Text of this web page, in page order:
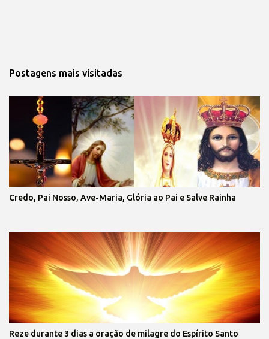
Postagens mais visitadas
Credo, Pai Nosso, Ave-Maria, Glória ao Pai e Salve Rainha
Reze durante 3 dias a oração de milagre do Espírito Santo